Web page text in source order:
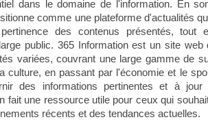
dans le domaine de l'information. En
comme une plateforme d'actualités
des contenus présentés, tout
public. 365 Information est un site web
variées, couvrant une large gamme de
culture, en passant par l'économie et le
des informations pertinentes et à jour
fait une ressource utile pour ceux qui
récents et des tendances actuelles.